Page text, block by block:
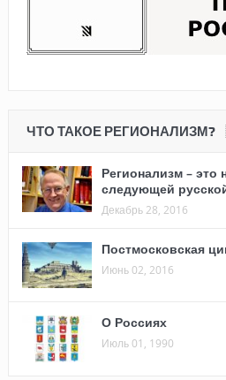
ЧТО ТАКОЕ РЕГИОНАЛИЗМ?
Регионализм – это
следующей
Декабрь 28, 2016
Постмосковская
Июнь 02, 2016
О Россиях
Июль 01, 1990